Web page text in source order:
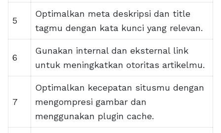
5
Optimalkan meta deskripsi dan title
tagmu dengan kata kunci yang relevan.
6
Gunakan internal dan eksternal link
untuk meningkatkan otoritas artikelmu.
7
Optimalkan kecepatan situsmu dengan
mengompresi gambar dan
menggunakan plugin cache.